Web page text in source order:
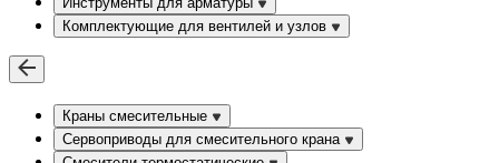
Комплектующие для вентилей и узлов
Краны смесительные
Сервоприводы для смесительного крана